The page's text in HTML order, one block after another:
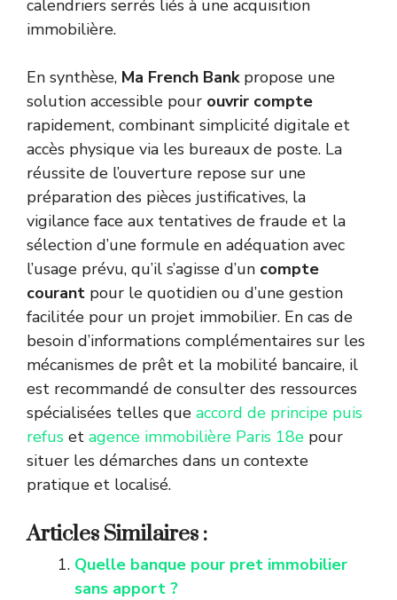
calendriers serrés liés à une acquisition
immobilière.
En synthèse, Ma French Bankpropose une
solution accessible pour ouvrir compte
rapidement, combinant simplicité digitale et
accès physique via les bureaux de poste. La
réussite de l’ouverture repose sur une
préparation des pièces justificatives, la
vigilance face aux tentatives de fraude et la
sélection d’une formule en adéquation avec
l’usage prévu, qu’il s’agisse d’un compte
courant pour le quotidien ou d’une gestion
facilitée pour un projet immobilier. En cas de
besoin d’informations complémentaires sur les
mécanismes de prêt et la mobilité bancaire, il
est recommandé de consulter des ressources
spécialisées telles que accord de principe puis
refus et agence immobilière Paris 18e pour
situer les démarches dans un contexte
pratique et localisé.
Articles Similaires :
Quelle banque pour pret immobilier
sans apport ?